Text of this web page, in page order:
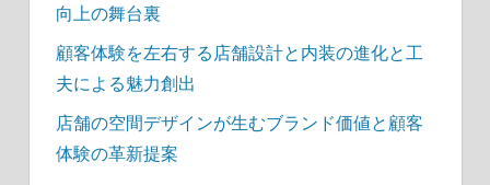
向上の舞台裏
顧客体験を左右する店舗設計と内装の進化と工
夫による魅力創出
店舗の空間デザインが生むブランド価値と顧客
体験の革新提案